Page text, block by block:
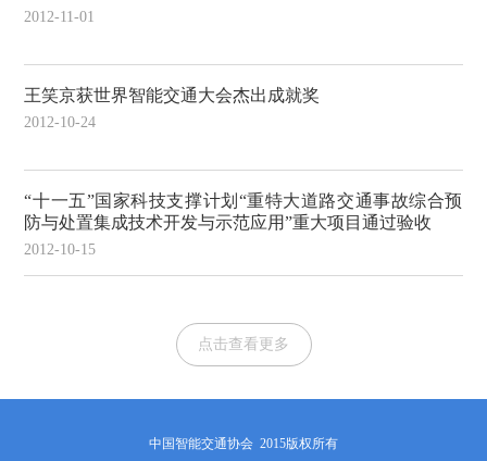
2012-11-01
王笑京获世界智能交通大会杰出成就奖
2012-10-24
“十一五”国家科技支撑计划“重特大道路交通事故综合预
防与处置集成技术开发与示范应用”重大项目通过验收
2012-10-15
点击查看更多
中国智能交通协会 2015版权所有